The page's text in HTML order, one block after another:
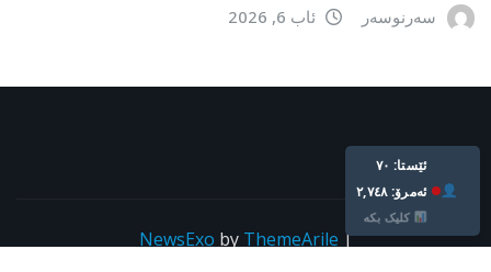
سەرنوسەر ئاب 6, 2026
|
NewsExo by ThemeArile
ئێستا: ٧٠
ئه‌مرۆ: ٢,٧٤٨
کلیک بکە